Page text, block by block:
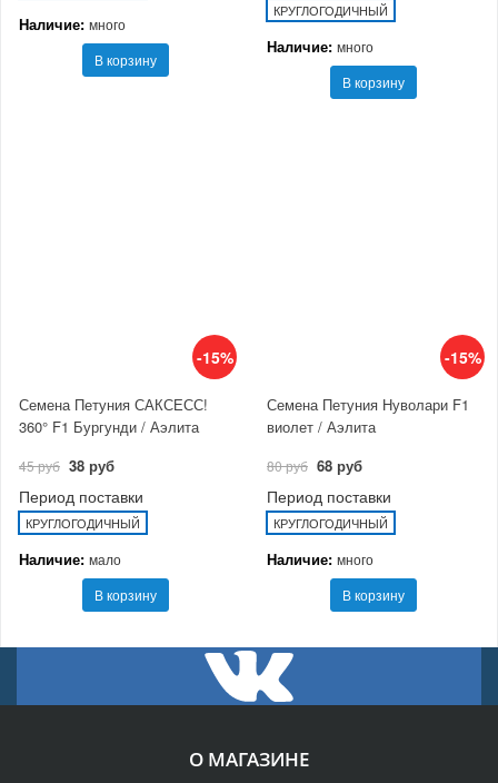
Наличие: много
В корзину
КРУГЛОГОДИЧНЫЙ
Наличие: много
В корзину
-15%
Семена Петуния САКСЕСС!
360° F1 Бургунди / Аэлита
45 руб 38 руб
Период поставки
КРУГЛОГОДИЧНЫЙ
Наличие: мало
В корзину
-15%
Семена Петуния Нуволари F1
виолет / Аэлита
80 руб 68 руб
Период поставки
КРУГЛОГОДИЧНЫЙ
Наличие: много
В корзину
О МАГАЗИНЕ